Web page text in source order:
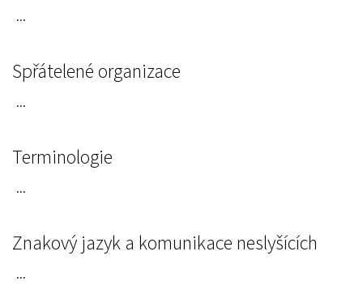
...
Spřátelené organizace
...
Terminologie
...
Znakový jazyk a komunikace neslyšících
...